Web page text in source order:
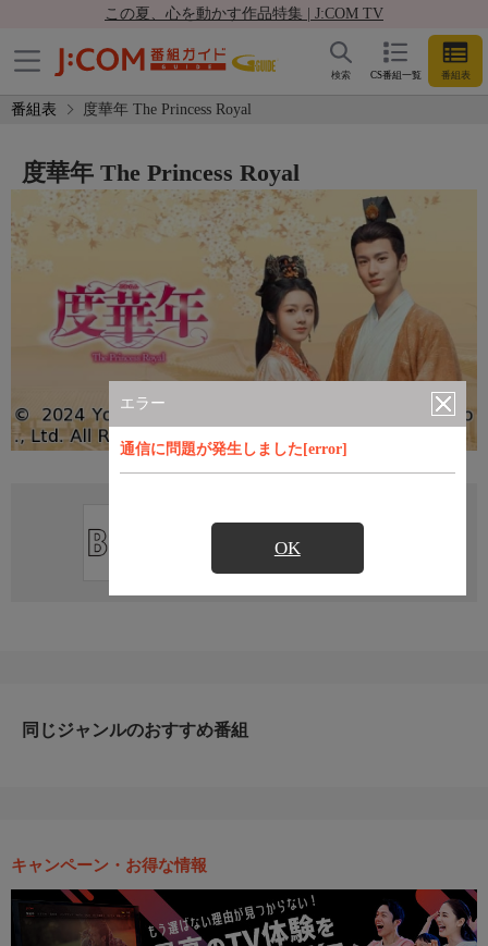
この夏、心を動かす作品特集 | J:COM TV
CS番組一覧 番組表
検索
番組表 度華年 The Princess Royal
エラー
通信に問題が発生しました[error]
OK
度華年 The Princess Royal
直近の放送予定はありません
同じジャンルのおすすめ番組
キャンペーン・お得な情報